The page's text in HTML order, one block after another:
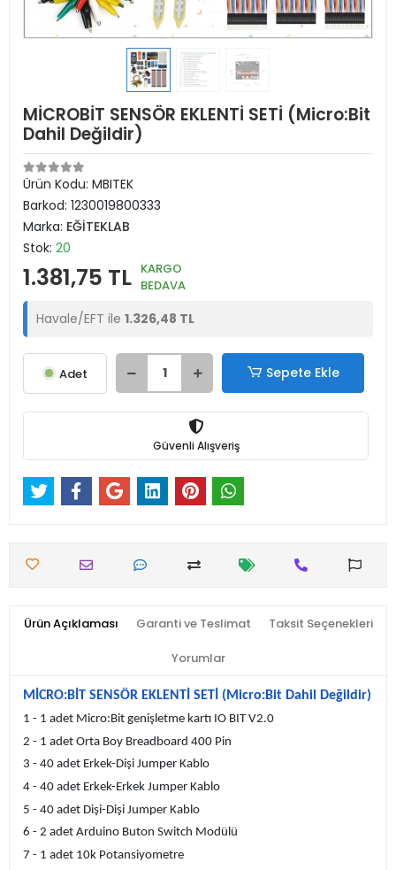
MİCROBİT SENSÖR EKLENTİ SETİ (Micro:Bit
Dahil Değildir)
Ürün Kodu: MBITEK
Barkod: 1230019800333
Marka: EĞİTEKLAB
Stok: 20
1.381,75 TL KARGO
BEDAVA
Havale/EFT ile 1.326,48 TL
Adet Sepete Ekle
Güvenli Alışveriş
Ürün Açıklaması Garanti ve Teslimat Taksit Seçenekleri
Yorumlar
MİCRO:BİT SENSÖR EKLENTİ SETİ (Micro:Bit Dahil Değildir)
1 - 1 adet Micro:Bit genişletme kartı IO BIT V2.0
2 - 1 adet Orta Boy Breadboard 400 Pin
3 - 40 adet Erkek-Dişi Jumper Kablo
4 - 40 adet Erkek-Erkek Jumper Kablo
5 - 40 adet Dişi-Dişi Jumper Kablo
6 - 2 adet Arduino Buton Switch Modülü
7 - 1 adet 10k Potansiyometre